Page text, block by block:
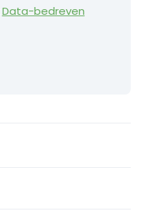
Data-bedreven